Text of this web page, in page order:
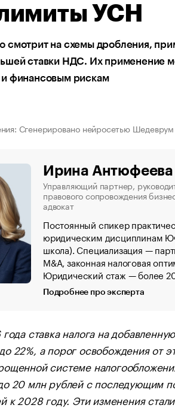
УСН
смотрит на схемы дробления,
ставки НДС. Их применение
финансовым рискам
Сгенерировано нейросетью Шедеврум
Ирина Антюфеева
Управляющий партнер,
правового сопровождения
адвокат
Постоянный спикер
юридическим дисциплинам
школа). Специализация —
M&A, законная налоговая
Юридический стаж — более
Подробнее про эксперта
ставка налога на
22%, а порог освобождения от
системе
20 млн рублей с последующим
к 2028 году. Эти изменения